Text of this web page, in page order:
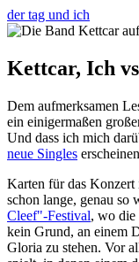
der tag und ich
Kettcar, Ich
Dem aufmerksamen
ein einigermaßen
Und dass ich mich
neue Singles
Karten für das Konzert
schon lange, genau so
Cleef"-Festival, wo die
kein Grund, an einem
Gloria zu stehen. Vor